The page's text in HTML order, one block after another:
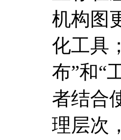
机构图
化工具
布”和“
者结合
理层次